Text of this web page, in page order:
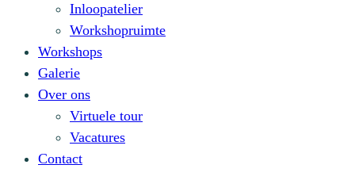
Inloopatelier
Workshopruimte
Workshops
Galerie
Over ons
Virtuele tour
Vacatures
Contact